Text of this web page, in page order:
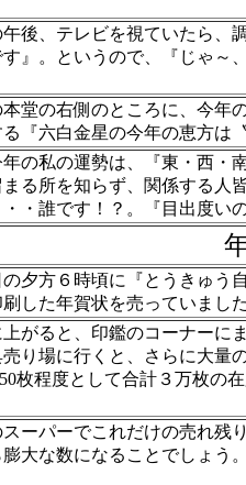
、テレビを視ていたら、
』。というので、『じゃ～
の右側のところに、今年の
『六白金星の今年の恵方は
私の運勢は、『東・西・
る所を知らず、関係する人
・誰です！？。『目出度い
方６時頃に『とうきゅう
した年賀状を売っていまし
ると、印鑑のコーナーにま
り場に行くと、さらに大量
枚程度として合計３万枚の
パーでこれだけの売れ残
大な数になることでしょう